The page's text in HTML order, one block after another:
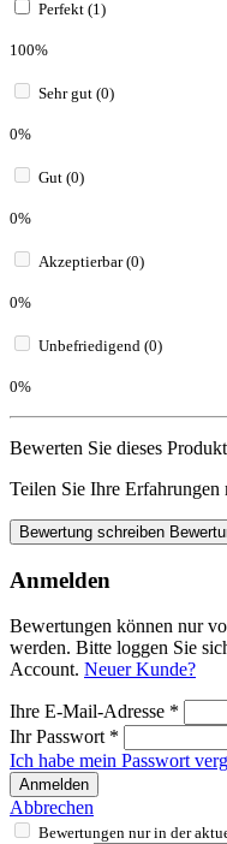
Perfekt (1)
100%
Sehr gut (0)
0%
Gut (0)
0%
Akzeptierbar (0)
0%
Unbefriedigend (0)
0%
Bewerten Sie dieses
Teilen Sie Ihre Erfahrungen
Bewertung schreiben
Anmelden
Bewertungen können nur
werden. Bitte loggen Sie
Account. Neuer Kunde?
Ihre E-Mail-Adresse *
Ihr Passwort *
Ich habe mein Passwort
Anmelden
Abbrechen
Bewertungen nur in der